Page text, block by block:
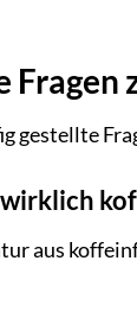
gestellte
aus